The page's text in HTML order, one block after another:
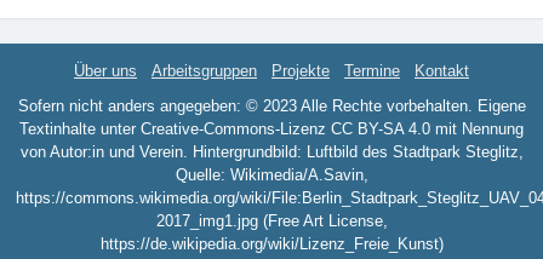
Über uns Arbeitsgruppen Projekte Termine
Kontakt
Sofern nicht anders angegeben: © 2023 Alle Rechte vorbehalten. Eigene
Textinhalte unter Creative-Commons-Lizenz CC BY-SA 4.0 mit Nennung
von Autor:in und Verein. Hintergrundbild: Luftbild des Stadtpark Steglitz,
Quelle: Wikimedia/A.Savin,
https://commons.wikimedia.org/wiki/
2017_img1.jpg (Free Art License,
https://de.wikipedia.org/wiki/Lizenz_Freie_Kunst)